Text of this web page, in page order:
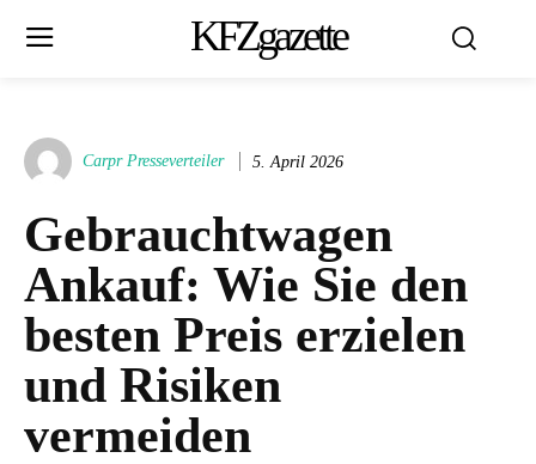
KFZgazette
Carpr Presseverteiler 5. April 2026
Gebrauchtwagen
Ankauf: Wie Sie den
besten Preis erzielen
und Risiken
vermeiden